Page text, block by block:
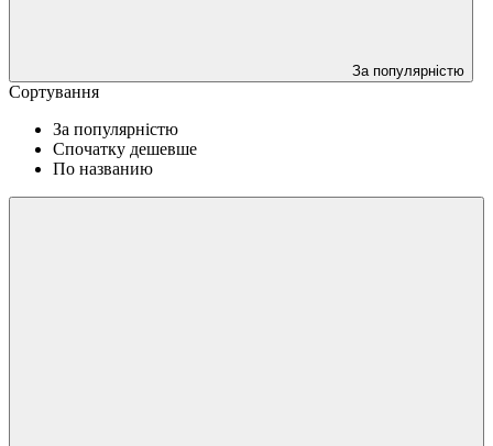
За популярністю
Сортування
За популярністю
Спочатку дешевше
По названию